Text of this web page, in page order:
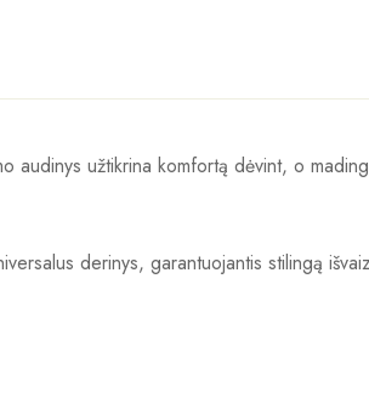
audinys užtikrina komfortą dėvint, o
derinys, garantuojantis stilingą